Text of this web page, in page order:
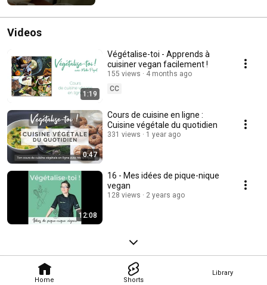
Home Shorts
Library
Videos
1:19
Végétalise-toi - Apprends à
cuisiner vegan facilement !
155 views
4 months ago
CC
0:47
Cours de cuisine en ligne :
Cuisine végétale du quotidien
331 views 1 year ago
12:08
16 - Mes idées de pique-nique
vegan
128 views 2 years ago